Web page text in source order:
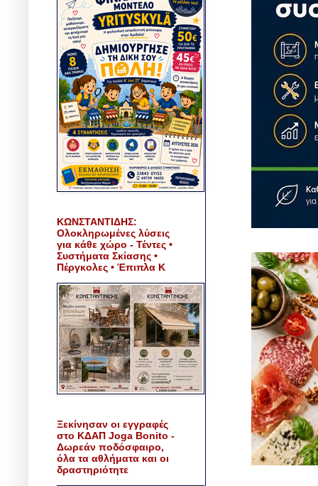
ΚΩΝΣΤΑΝΤΙΔΗΣ:
Ολοκληρωμένες λύσεις
για κάθε χώρο - Τέντες •
Συστήματα Σκίασης •
Πέργκολες • Έπιπλα Κ
Ξεκίνησαν οι εγγραφές
στο ΚΔΑΠ Joga Bonito -
Δωρεάν ποδόσφαιρο,
όλα τα αθλήματα και οι
δραστηριότητε